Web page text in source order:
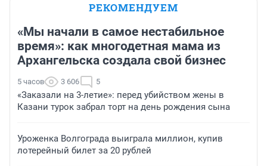
РЕКОМЕНДУЕМ
«Мы начали в самое нестабильное
время»: как многодетная мама из
Архангельска создала свой бизнес
5 часов 3 606 5
«Заказали на 3-летие»: перед убийством жены в
Казани турок забрал торт на день рождения сына
Уроженка Волгограда выиграла миллион, купив
лотерейный билет за 20 рублей